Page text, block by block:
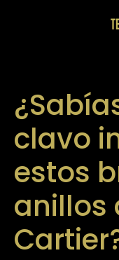
clavo
estos
anillos